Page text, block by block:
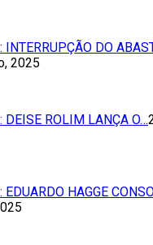
INTERRUPÇÃO DO
2025
DEISE ROLIM LANÇA O…
EDUARDO HAGGE